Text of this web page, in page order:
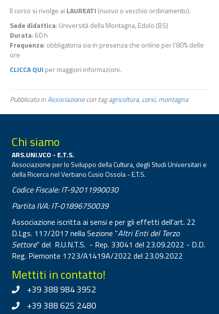
Il corso si rivolge ai LAUREATI (nuovo o vecchio ordinamento).
Sede didattica: Università della Montagna, Edolo (BS)
Durata: 60 h
Frequenza: obbligatoria sia in presenza che online per l’80% delle
ore
CLICCA QUI per maggiori informazioni.
Pubblicato inAssociazionecon tagagricoltura,corsi,montagna
Chi siamo
ARS.UNI.VCO - E.T.S.
Associazione per lo Sviluppo della Cultura, degli Studi Universitari e
della Ricerca nel Verbano Cusio Ossola - E.T.S.
Codice Fiscale: IT-92011990030
Partita IVA: IT-01896750039
Associazione iscritta ai sensi e per gli effetti dell'art. 22
D.Lgs. 117/2017 nella Sezione "Altri Enti del Terzo
Settore" del R.U.N.T.S. - Rep. 33041 del 23.09.2022 - D.D.
Reg. Piemonte 1723/A1419A/2022 del 23.09.2022
Mettiti in contatto!
+39 388 984 3952
+39 388 625 2480